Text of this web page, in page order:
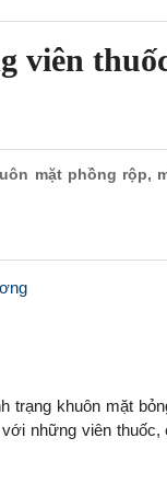
viên
mặt phồng rộp,
trạng khuôn mặt
những viên thuốc,